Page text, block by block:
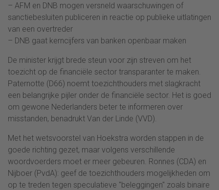
– AFM en DNB mogen versneld waarschuwingen of
sanctiebesluiten publiceren in reactie op publieke uitlatingen
van een overtreder
– DNB gaat kerncijfers van banken openbaar maken
De minister krijgt brede steun voor zijn streven om het
toezicht op de financiële sector transparanter te maken.
Paternotte (D66) noemt toezichthouders met slagkracht
een belangrijke pijler onder de financiële sector. Het is goed
om gewone Nederlanders beter te informeren over
misstanden, benadrukt Van der Linde (VVD).
Met het wetsvoorstel van Hoekstra worden stappen in de
goede richting gezet, maar volgens verschillende
woordvoerders moet er meer gebeuren. Ronnes (CDA) en
Nijboer (PvdA): geef de toezichthouders mogelijkheden om
op te treden tegen speculatieve "beleggingen" zoals binaire